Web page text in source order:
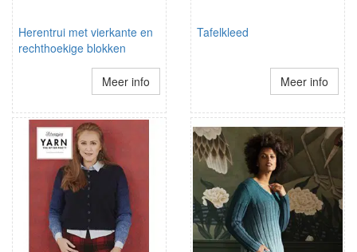
Herentrui met vierkante en
rechthoekige blokken
Meer info
Tafelkleed
Meer info